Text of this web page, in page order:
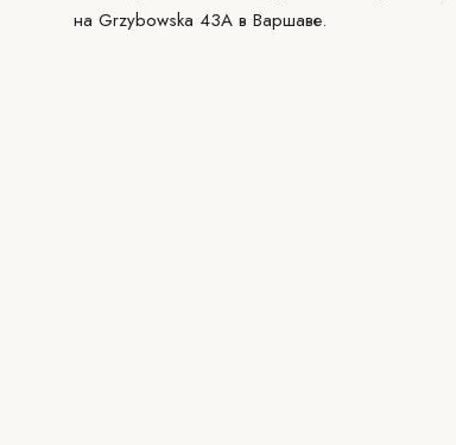
на Grzybowska 43A в Варшаве.